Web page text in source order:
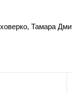
Тамара